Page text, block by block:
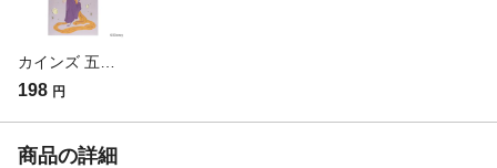
198 円
商品の詳細